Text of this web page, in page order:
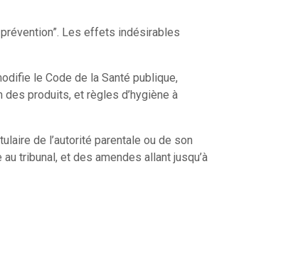
Les effets indésirables
le Code de la Santé publique,
produits, et règles d’hygiène à
de l’autorité parentale ou de son
tribunal, et des amendes allant jusqu’à